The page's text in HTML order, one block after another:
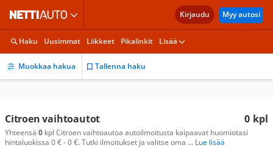
Kirjaudu Myy autosi
Haku Uusimmat Liikkeet Pikalinkit Lisää
Muokkaa hakua Tallenna haku
0 kpl
Citroen vaihtoautot
Yhteensä 0 kpl Citroen vaihtoautoa autoilmoitusta kaipaavat huomiotasi
hintaluokissa 0 € - 0 €. Tutki ilmoitukset ja valitse oma ... Lue lisää